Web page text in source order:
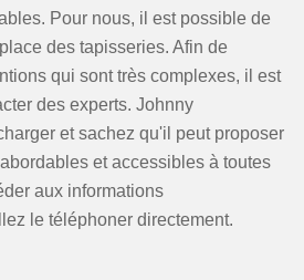
Pour nous, il est possible de
des tapisseries. Afin de
qui sont très complexes, il est
des experts. Johnny
et sachez qu'il peut proposer
et accessibles à toutes
aux informations
le téléphoner directement.